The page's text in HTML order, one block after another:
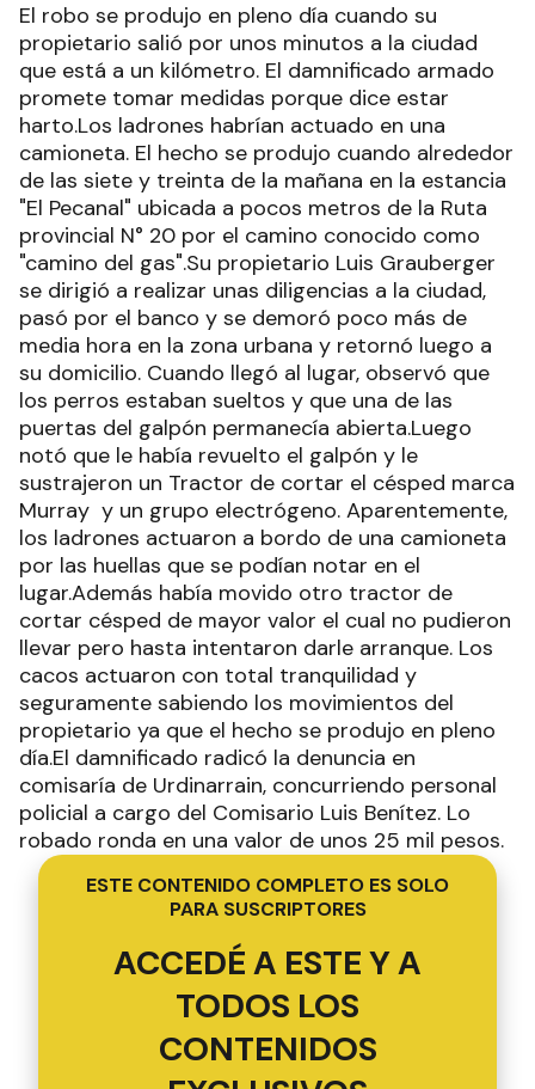
El robo se produjo en pleno día cuando su
propietario salió por unos minutos a la ciudad
que está a un kilómetro. El damnificado armado
promete tomar medidas porque dice estar
harto.Los ladrones habrían actuado en una
camioneta. El hecho se produjo cuando alrededor
de las siete y treinta de la mañana en la estancia
"El Pecanal" ubicada a pocos metros de la Ruta
provincial N° 20 por el camino conocido como
"camino del gas".Su propietario Luis Grauberger
se dirigió a realizar unas diligencias a la ciudad,
pasó por el banco y se demoró poco más de
media hora en la zona urbana y retornó luego a
su domicilio. Cuando llegó al lugar, observó que
los perros estaban sueltos y que una de las
puertas del galpón permanecía abierta.Luego
notó que le había revuelto el galpón y le
sustrajeron un Tractor de cortar el césped marca
Murray y un grupo electrógeno. Aparentemente,
los ladrones actuaron a bordo de una camioneta
por las huellas que se podían notar en el
lugar.Además había movido otro tractor de
cortar césped de mayor valor el cual no pudieron
llevar pero hasta intentaron darle arranque. Los
cacos actuaron con total tranquilidad y
seguramente sabiendo los movimientos del
propietario ya que el hecho se produjo en pleno
día.El damnificado radicó la denuncia en
comisaría de Urdinarrain, concurriendo personal
policial a cargo del Comisario Luis Benítez. Lo
robado ronda en una valor de unos 25 mil pesos.
ESTE CONTENIDO COMPLETO ES SOLO
PARA SUSCRIPTORES
ACCEDÉ A ESTE Y A
TODOS LOS
CONTENIDOS